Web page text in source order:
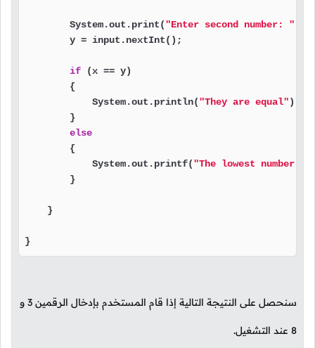
        System.out.print(
"Enter second number: "
        y = input.nextInt();
if (x == y)
        {
            System.out.println(
"They are equal");
        }
else
        {
            System.out.printf(
"The lowest number
        }
    }
}
سنحصل على النتيجة التالية إذا قام المستخدم بإدخال الرقمين 3 و
8 عند التشغيل.